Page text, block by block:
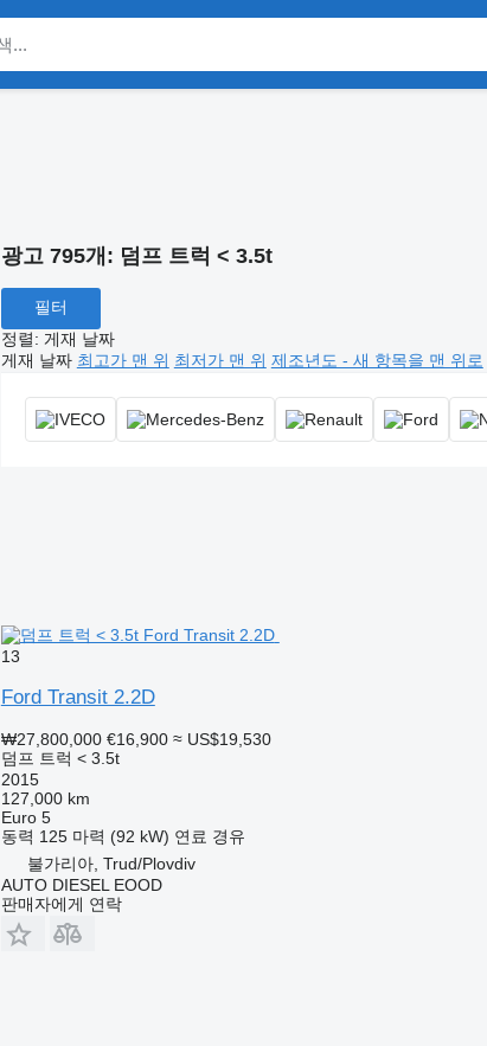
광고 795개: 덤프 트럭 < 3.5t
필터
정렬: 게재 날짜
게재 날짜 최고가 맨 위 최저가 맨 위 제조년도 - 새 항목을 맨 위로
13
Ford Transit 2.2D
₩27,800,000 €16,900 ≈ US$19,530
덤프 트럭 < 3.5t
2015
127,000 km
Euro 5
동력 125 마력 (92 kW) 연료 경유
불가리아, Trud/Plovdiv
AUTO DIESEL EOOD
판매자에게 연락